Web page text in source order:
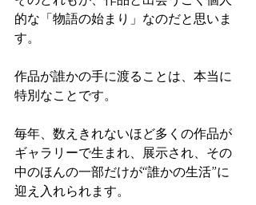
的な「物語の始まり」なのだと思いま
す。
作品が誰かの手に渡ることは、本当に
特別なことです。
毎年、数えきれないほど多くの作品が
ギャラリーで生まれ、展示され、その
中のほんの一部だけが“誰かの生活”に
迎え入れられます。